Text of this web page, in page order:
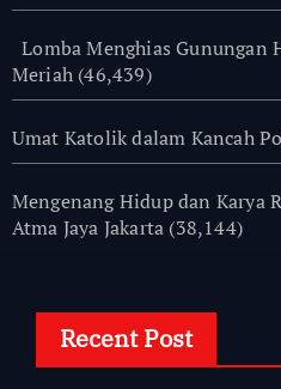
Lomba Menghias Gunungan
Meriah (46,439)
Umat Katolik dalam Kancah
Mengenang Hidup dan Karya
Atma Jaya Jakarta (38,144)
Recent Post